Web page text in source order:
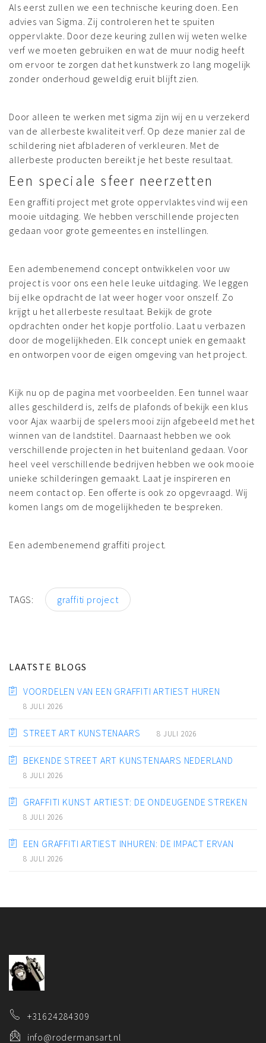
Als eerst zullen we een technische keuring doen. Een
advies van Sigma. Zij controleren het te spuiten
oppervlakte. Door deze keuring zullen wij weten welke
verf we moeten gebruiken en wat de muur nodig heeft
om ervoor te zorgen dat het kunstwerk zo lang mogelijk
zonder onderhoud geweldig eruit blijft zien.
Door alleen te werken met sigma zijn wij en u verzekerd
van de allerbeste kwaliteit verf. Op deze manier zal de
schildering niet afbladeren of verkleuren. Met de
allerbeste producten bereikt je het beste resultaat.
Een speciale sfeer neerzetten
Een graffiti project met grote oppervlaktes vind wij een
mooie uitdaging. We hebben verschillende projecten
gedaan voor grote gemeentes en instellingen.
Een adembenemend concept ontwikkelen voor uw
project is voor ons een hele leuke uitdaging. We leggen
bij elke opdracht de lat weer hoger voor onszelf. Zo
krijgt u het allerbeste resultaat. Bekijk de grote
opdrachten onder het kopje portfolio. Laat u verbazen
door de mogelijkheden. Elk concept uniek en gemaakt
en ontworpen voor de eigen omgeving van het project.
Kijk nu op de pagina met voorbeelden. Een tunnel waar
alles geschilderd is, zelfs de plafonds of bekijk een klus
voor Ajax waarbij de spelers mooi zijn afgebeeld met het
winnen van de landstitel. Daarnaast hebben we ook
verschillende projecten in het buitenland gedaan. Voor
heel veel verschillende bedrijven hebben we ook mooie
unieke schilderingen gemaakt. Laat je inspireren en
neem contact op. Een offerte is ook zo opgevraagd. Wij
komen langs om de mogelijkheden te bespreken.
Een adembenemend graffiti project.
TAGS: graffiti project
LAATSTE BLOGS
VOORDELEN VAN EEN GRAFFITI ARTIEST HUREN
8 JULI 2026
STREET ART KUNSTENAARS 8 JULI 2026
BEKENDE STREET ART KUNSTENAARS NEDERLAND
8 JULI 2026
GRAFFITI KUNST ARTIEST: DE ONDEUGENDE STREKEN
8 JULI 2026
EEN GRAFFITI ARTIEST INHUREN: DE IMPACT ERVAN
8 JULI 2026
+31624284309
info@rodermansart.nl